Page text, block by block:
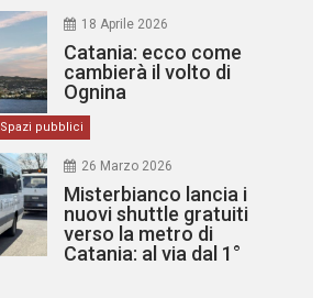
18 Aprile 2026
Catania: ecco come
cambierà il volto di
Ognina
Spazi pubblici
26 Marzo 2026
Misterbianco lancia i
nuovi shuttle gratuiti
verso la metro di
Catania: al via dal 1°